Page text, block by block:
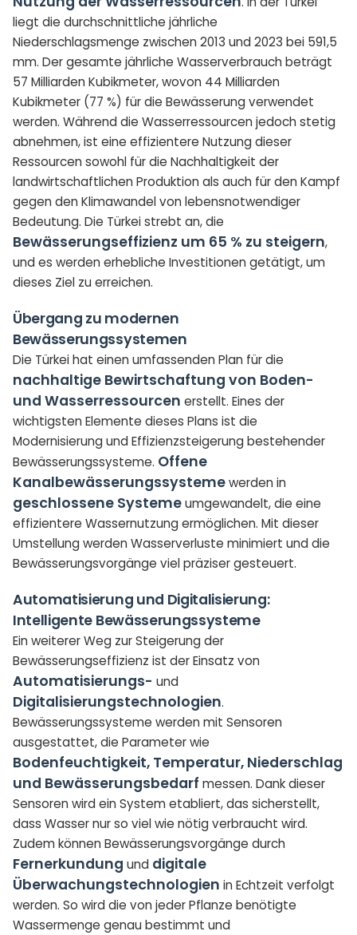
liegt die durchschnittliche jährliche
Niederschlagsmenge zwischen 2013 und 2023 bei 591,5
mm. Der gesamte jährliche Wasserverbrauch beträgt
57 Milliarden Kubikmeter, wovon 44 Milliarden
Kubikmeter (77 %) für die Bewässerung verwendet
werden. Während die Wasserressourcen jedoch stetig
abnehmen, ist eine effizientere Nutzung dieser
Ressourcen sowohl für die Nachhaltigkeit der
landwirtschaftlichen Produktion als auch für den Kampf
gegen den Klimawandel von lebensnotwendiger
Bedeutung. Die Türkei strebt an, die
Bewässerungseffizienz um 65 % zu steigern,
und es werden erhebliche Investitionen getätigt, um
dieses Ziel zu erreichen.
Übergang zu modernen
Bewässerungssystemen
Die Türkei hat einen umfassenden Plan für die
nachhaltige Bewirtschaftung von Boden-
und Wasserressourcen erstellt. Eines der
wichtigsten Elemente dieses Plans ist die
Modernisierung und Effizienzsteigerung bestehender
Bewässerungssysteme. Offene
Kanalbewässerungssystemewerden in
geschlossene Systemeumgewandelt, die eine
effizientere Wassernutzung ermöglichen. Mit dieser
Umstellung werden Wasserverluste minimiert und die
Bewässerungsvorgänge viel präziser gesteuert.
Automatisierung und Digitalisierung:
Intelligente Bewässerungssysteme
Ein weiterer Weg zur Steigerung der
Bewässerungseffizienz ist der Einsatz von
Automatisierungs- und
Digitalisierungstechnologien.
Bewässerungssysteme werden mit Sensoren
ausgestattet, die Parameter wie
Bodenfeuchtigkeit, Temperatur, Niederschlag
und Bewässerungsbedarf messen. Dank dieser
Sensoren wird ein System etabliert, das sicherstellt,
dass Wasser nur so viel wie nötig verbraucht wird.
Zudem können Bewässerungsvorgänge durch
Fernerkundung und digitale
Überwachungstechnologien in Echtzeit verfolgt
werden. So wird die von jeder Pflanze benötigte
Wassermenge genau bestimmt und